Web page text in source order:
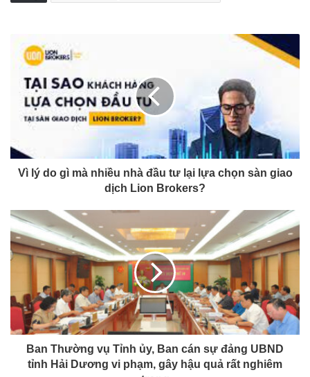
Vì lý do gì mà nhiều nhà đầu tư lại lựa chọn sàn giao
dịch Lion Brokers?
Ban Thường vụ Tỉnh ủy, Ban cán sự đảng UBND
tỉnh Hải Dương vi phạm, gây hậu quả rất nghiêm